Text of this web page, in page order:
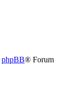
phpBB® Forum